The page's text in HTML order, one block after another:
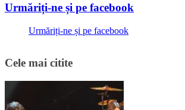
Urmăriți-ne și pe facebook
Urmăriți-ne și pe facebook
Cele mai citite